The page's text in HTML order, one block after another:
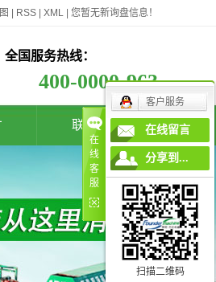
RSS XML 您暂无新询盘信息！
全国服务热线：
400-0000-963
联系我们
在
线
客
服
客户服务
在线留言
分享到...
扫描二维码